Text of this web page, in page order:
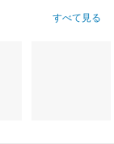
すべて見る